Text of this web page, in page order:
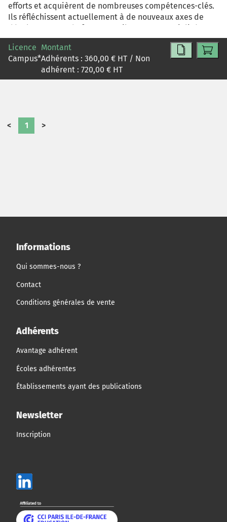
efforts et acquièrent de nombreuses compétences-clés.
Ils réfléchissent actuellement à de nouveaux axes de
développement du fromage 'stilton' commercialisé sous
la marque premium Extra Special du distributeur ASDA.
Licence
Campus*
Montant
Adhérents : 360,00 € HT / Non
adhérent : 720,00 € HT
< 1 >
Informations
Qui sommes-nous ?
Contact
Conditions générales de vente
Adhérents
Avantage adhérent
Écoles adhérentes
Établissements ayant des publications
Newsletter
Inscription